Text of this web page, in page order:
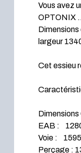
Vous avez
OPTONIX
largeur
Cet essieu
EAB :
Voie : 1595
Perçage :